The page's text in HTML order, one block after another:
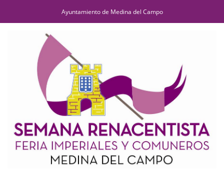
Ayuntamiento de Medina del Campo